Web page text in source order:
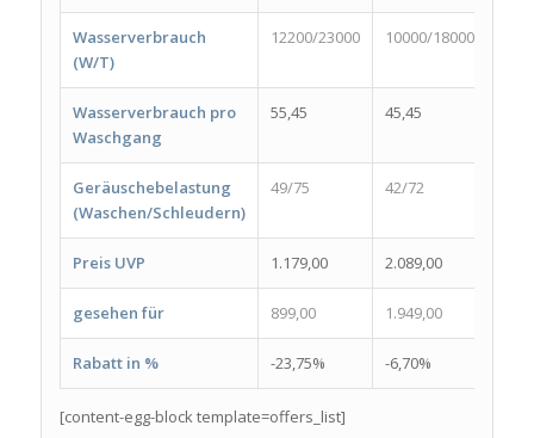
Wasserverbrauch
(W/T)
12200/23000 10000/18000
Wasserverbrauch pro
Waschgang
55,45 45,45
Geräuschebelastung
(Waschen/Schleudern)
49/75 42/72
Preis UVP 1.179,00 2.089,00
gesehen für 899,00 1.949,00
Rabatt in % -23,75% -6,70%
[content-egg-block template=offers_list]